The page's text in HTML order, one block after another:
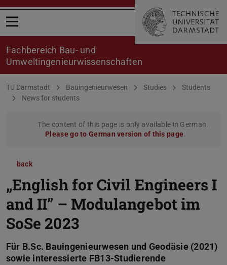
Open menu
Fachbereich Bau- und
Umweltingenieurwissenschaften
You are here:
TU Darmstadt Bauingenieurwesen Studies
Students
News for students
The content of this page is only available in German.
Please go to German version of this page.
back
„English for Civil Engineers I
and II” – Modulangebot im
SoSe 2023
Für B.Sc. Bauingenieurwesen und Geodäsie (2021)
sowie interessierte FB13-Studierende